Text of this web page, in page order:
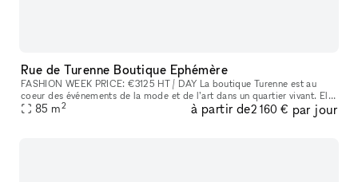
Rue de Turenne Boutique Ephémère
FASHION WEEK PRICE: €3125 HT / DAY La boutique Turenne est au
coeur des événements de la mode et de l’art dans un quartier vivant. Elle
est composée de 3 pieces en enfilade ouvertes sur une vitrine
85 m2 à partir de2 160 € par jour